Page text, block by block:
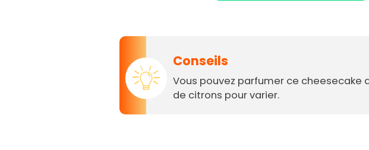
Conseils
Vous pouvez parfumer ce cheesecake
de citrons pour varier.